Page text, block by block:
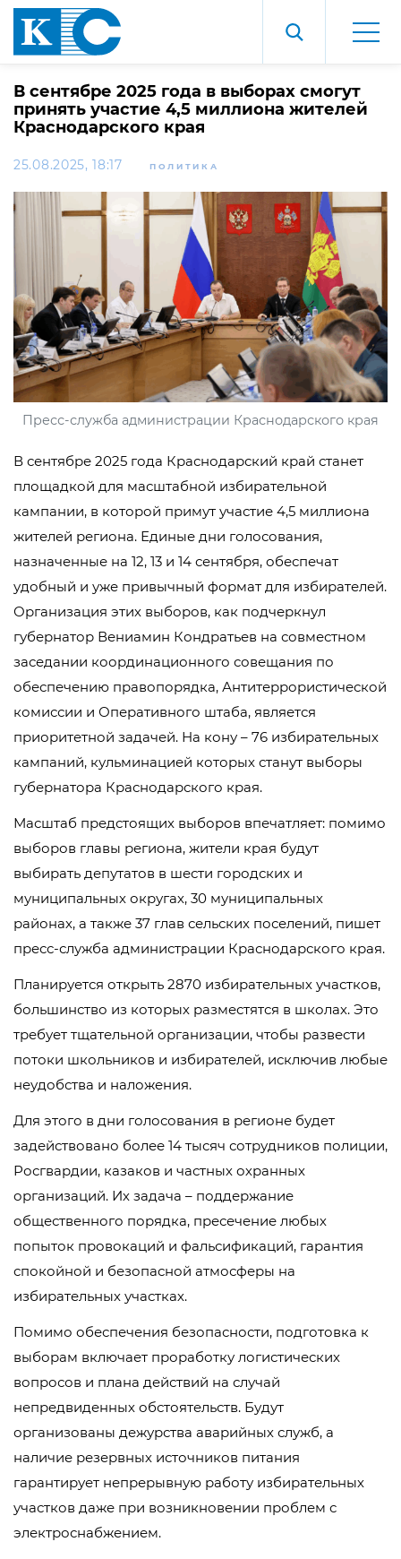
В сентябре 2025 года в выборах смогут
принять участие 4,5 миллиона жителей
Краснодарского края
25.08.2025, 18:17 ПОЛИТИКА
Пресс-служба администрации Краснодарского края
В сентябре 2025 года Краснодарский край станет
площадкой для масштабной избирательной
кампании, в которой примут участие 4,5 миллиона
жителей региона. Единые дни голосования,
назначенные на 12, 13 и 14 сентября, обеспечат
удобный и уже привычный формат для избирателей.
Организация этих выборов, как подчеркнул
губернатор Вениамин Кондратьев на совместном
заседании координационного совещания по
обеспечению правопорядка, Антитеррористической
комиссии и Оперативного штаба, является
приоритетной задачей. На кону – 76 избирательных
кампаний, кульминацией которых станут выборы
губернатора Краснодарского края.
Масштаб предстоящих выборов впечатляет: помимо
выборов главы региона, жители края будут
выбирать депутатов в шести городских и
муниципальных округах, 30 муниципальных
районах, а также 37 глав сельских поселений, пишет
пресс-служба администрации Краснодарского края.
Планируется открыть 2870 избирательных участков,
большинство из которых разместятся в школах. Это
требует тщательной организации, чтобы развести
потоки школьников и избирателей, исключив любые
неудобства и наложения.
Для этого в дни голосования в регионе будет
задействовано более 14 тысяч сотрудников полиции,
Росгвардии, казаков и частных охранных
организаций. Их задача – поддержание
общественного порядка, пресечение любых
попыток провокаций и фальсификаций, гарантия
спокойной и безопасной атмосферы на
избирательных участках.
Помимо обеспечения безопасности, подготовка к
выборам включает проработку логистических
вопросов и плана действий на случай
непредвиденных обстоятельств. Будут
организованы дежурства аварийных служб, а
наличие резервных источников питания
гарантирует непрерывную работу избирательных
участков даже при возникновении проблем с
электроснабжением.